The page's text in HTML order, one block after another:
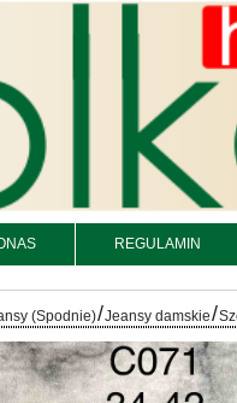
REGULAMIN
(Spodnie)/Jeansy damskie/